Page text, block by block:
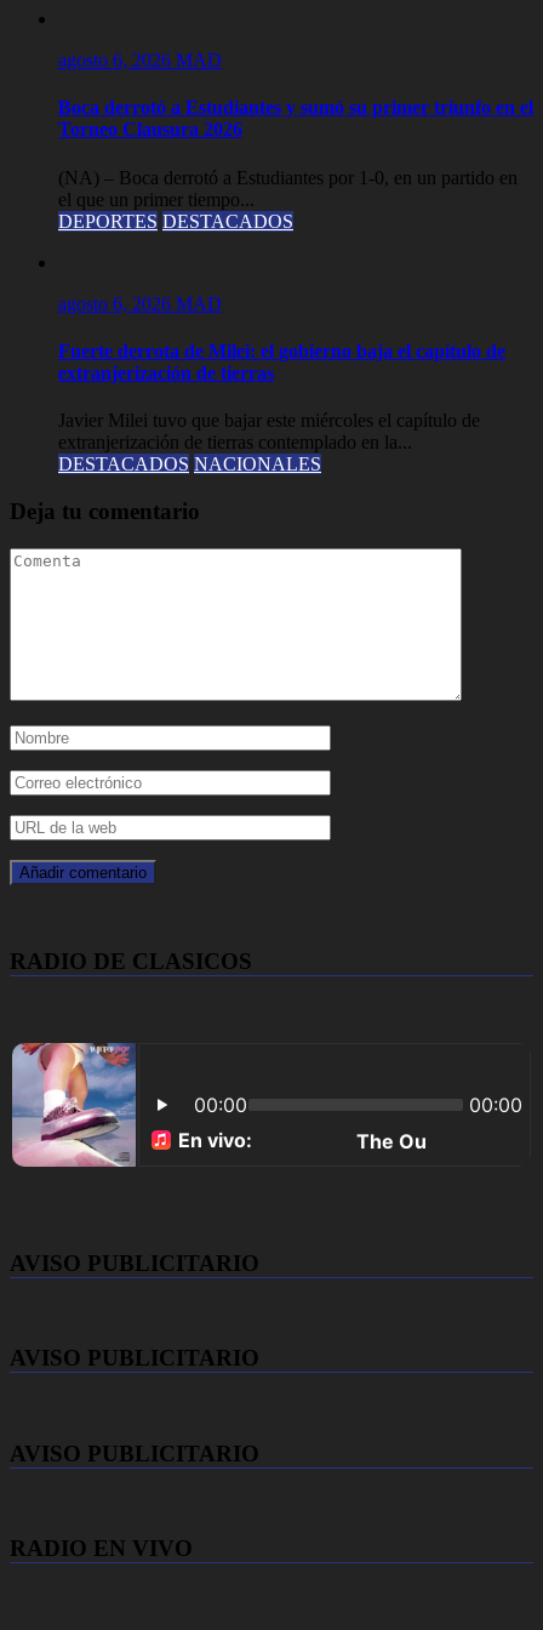
agosto 6, 2026 MAD
Boca derrotó a Estudiantes y sumó su primer triunfo en el
Torneo Clausura 2026
(NA) – Boca derrotó a Estudiantes por 1-0, en un partido en
el que un primer tiempo...
DEPORTES DESTACADOS
agosto 6, 2026 MAD
Fuerte derrota de Milei: el gobierno baja el capítulo de
extranjerización de tierras
Javier Milei tuvo que bajar este miércoles el capítulo de
extranjerización de tierras contemplado en la...
DESTACADOS NACIONALES
Deja tu comentario
RADIO DE CLASICOS
AVISO PUBLICITARIO
AVISO PUBLICITARIO
AVISO PUBLICITARIO
RADIO EN VIVO